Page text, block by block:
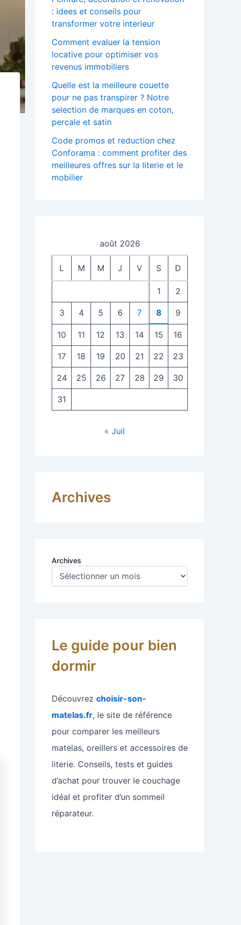
: idees et conseils pour
transformer votre interieur
Comment evaluer la tension
locative pour optimiser vos
revenus immobiliers
Quelle est la meilleure couette
pour ne pas transpirer ? Notre
selection de marques en coton,
percale et satin
Code promos et reduction chez
Conforama : comment profiter des
meilleures offres sur la literie et le
mobilier
août 2026
L M M J V S D
1 2
3 4 5 6 7 8 9
10 11 12 13 14 15 16
17 18 19 20 21 22 23
24 25 26 27 28 29 30
31
« Juil
Archives
Archives
Le guide pour bien
dormir
Découvrez choisir-son-
matelas.fr, le site de référence
pour comparer les meilleurs
matelas, oreillers et accessoires de
literie. Conseils, tests et guides
d’achat pour trouver le couchage
idéal et profiter d’un sommeil
réparateur.